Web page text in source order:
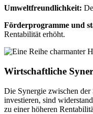
Umweltfreundlichkeit:
Förderprogramme und
Rentabilität erhöht.
Wirtschaftliche
Die Synergie zwischen
investieren, sind
zu einer höheren